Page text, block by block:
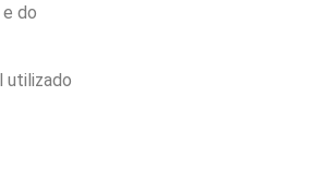
do
utilizado